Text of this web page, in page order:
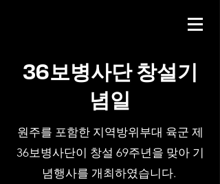
36보병사단 창설기
념일
원주를 포함한 지역방위부대 육군 제
36보병사단이 창설 69주년을 맞아 기
념행사를 개최하였습니다.